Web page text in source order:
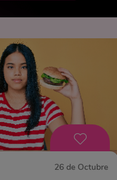
26 de Octubre